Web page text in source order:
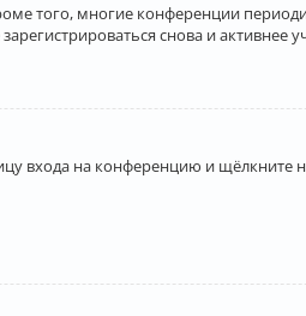
того, многие конференции
снова и активнее
входа на конференцию и щёлкните